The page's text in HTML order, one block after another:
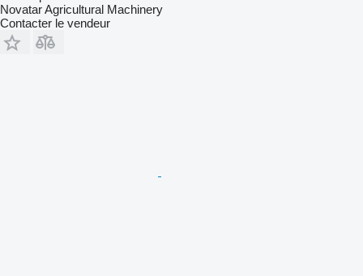
Novatar Agricultural Machinery
Contacter le vendeur